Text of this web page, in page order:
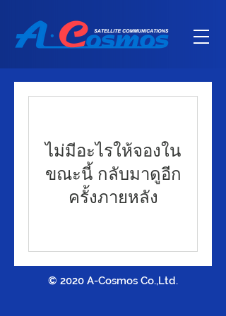
ไม่มีอะไรให้จองใน
ขณะนี้ กลับมาดูอีก
ครั้งภายหลัง
© 2020 A-Cosmos Co.,Ltd.